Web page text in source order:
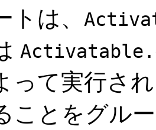
トは、
って実行さ
ことをグル